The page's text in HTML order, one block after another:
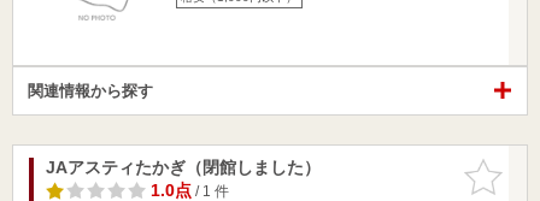
関連情報から探す
お気に入
りに追加
JAアスティたかぎ（閉館しました）
1.0点/ 1 件